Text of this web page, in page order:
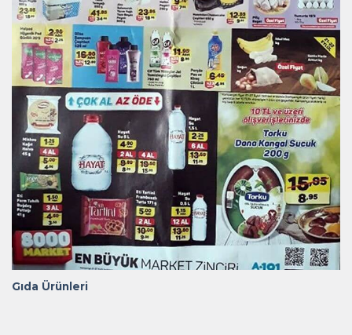
Gıda Ürünleri